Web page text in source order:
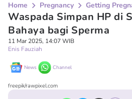
Home Pregnancy Getting
Waspada Simpan HP di
Bahaya bagi Sperma
11 Mar 2025, 14:07 WIB
Enis Fauziah
News Channel
freepik/rawpixel.com